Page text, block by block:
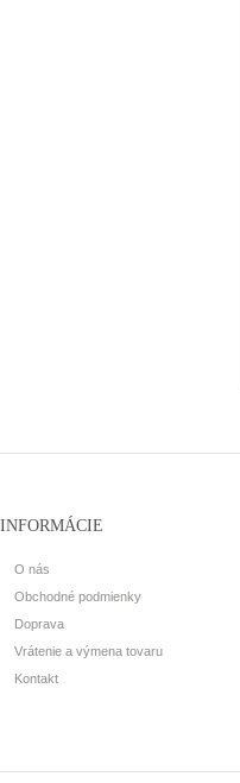
INFORMÁCIE
O nás
Obchodné podmienky
Doprava
Vrátenie a výmena tovaru
Kontakt